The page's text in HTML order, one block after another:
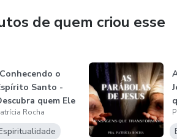
de quem criou esse
o
Santo -
quem Ele
e como tr...
Rocha